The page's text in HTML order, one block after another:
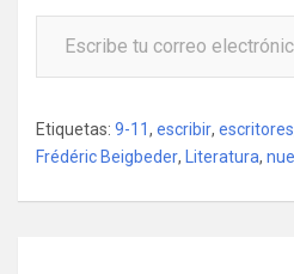
Escribe tu correo electrónico…
Etiquetas: 9-11, escribir, escritores
Frédéric Beigbeder, Literatura,